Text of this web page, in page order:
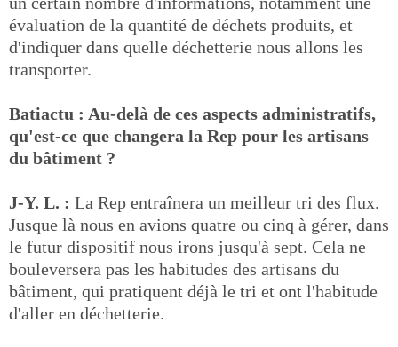
évaluation de la quantité de déchets produits, et
d'indiquer dans quelle déchetterie nous allons les
transporter.
Batiactu : Au-delà de ces aspects administratifs,
qu'est-ce que changera la Rep pour les artisans
du bâtiment ?
J-Y. L. : La Rep entraînera un meilleur tri des flux.
Jusque là nous en avions quatre ou cinq à gérer, dans
le futur dispositif nous irons jusqu'à sept. Cela ne
bouleversera pas les habitudes des artisans du
bâtiment, qui pratiquent déjà le tri et ont l'habitude
d'aller en déchetterie.